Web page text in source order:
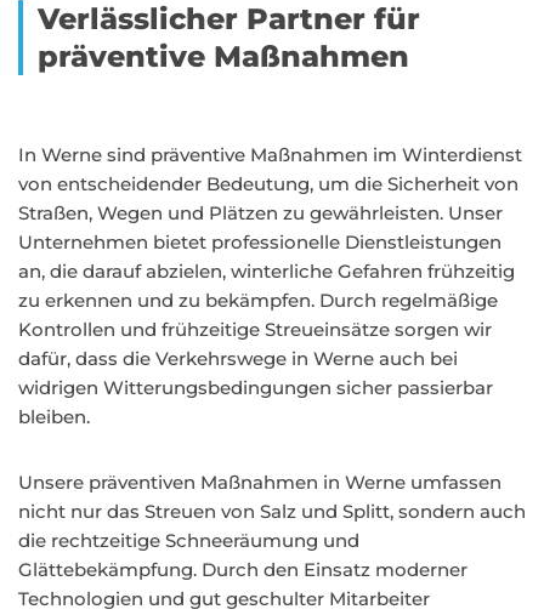
Verlässlicher Partner für
präventive Maßnahmen
In Werne sind präventive Maßnahmen im Winterdienst
von entscheidender Bedeutung, um die Sicherheit von
Straßen, Wegen und Plätzen zu gewährleisten. Unser
Unternehmen bietet professionelle Dienstleistungen
an, die darauf abzielen, winterliche Gefahren frühzeitig
zu erkennen und zu bekämpfen. Durch regelmäßige
Kontrollen und frühzeitige Streueinsätze sorgen wir
dafür, dass die Verkehrswege in Werne auch bei
widrigen Witterungsbedingungen sicher passierbar
bleiben.
Unsere präventiven Maßnahmen in Werne umfassen
nicht nur das Streuen von Salz und Splitt, sondern auch
die rechtzeitige Schneeräumung und
Glättebekämpfung. Durch den Einsatz moderner
Technologien und gut geschulter Mitarbeiter